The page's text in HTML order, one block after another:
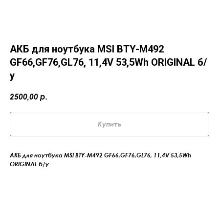
АКБ для ноутбука MSI BTY-M492
GF66,GF76,GL76, 11,4V 53,5Wh ORIGINAL б/
у
2500,00 р.
Купить
АКБ для ноутбука MSI BTY-M492 GF66,GF76,GL76, 11,4V 53,5Wh
ORIGINAL б/у